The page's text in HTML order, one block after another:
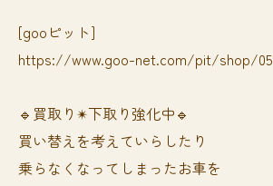
[gooピット]
https://www.goo-net.com/pit/shop/
🔹買取り✴︎下取り強化中🔹
買い替えを考えていらしたり
乗らなくなってしまったお車を